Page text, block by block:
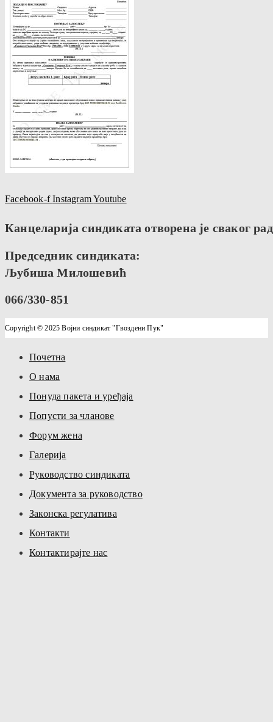
Facebook-f InstagramYoutube
Канцеларија синдиката отворена је сваког
Председник синдиката:
Љубиша Милошевић
066/330-851
Copyright © 2025 Војни синдикат "Гвоздени Пук"
Почетна
О нама
Понуда пакета и уређаја
Попусти за чланове
Форум жена
Галерија
Руководство синдиката
Документа за руководство
Законска регулатива
Контакти
Контактирајте нас